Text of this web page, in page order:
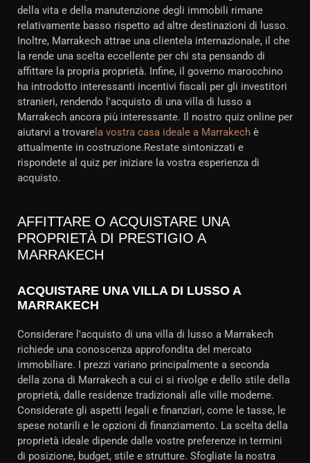
della vita e della manutenzione degli immobili rimane
relativamente basso rispetto ad altre destinazioni di lusso.
Inoltre, Marrakech attrae una clientela internazionale, il che
la rende una scelta eccellente per chi sta pensando di
affittare la propria proprietà. Infine, il governo marocchino
ha introdotto interessanti incentivi fiscali per gli investitori
stranieri, rendendo l'acquisto di una villa di lusso a
Marrakech ancora più interessante. Il nostro quiz online per
aiutarvi a trovare la vostra casa ideale a Marrakech è
attualmente in costruzione.Restate sintonizzati e
rispondete al quiz per iniziare la vostra esperienza di
acquisto.
AFFITTARE O ACQUISTARE UNA
PROPRIETÀ DI PRESTIGIO A
MARRAKECH
ACQUISTARE UNA VILLA DI LUSSO A
MARRAKECH
Considerare l'acquisto di una villa di lusso a Marrakech
richiede una conoscenza approfondita del mercato
immobiliare. I prezzi variano principalmente a seconda
della zona di Marrakech a cui ci si rivolge e dello stile della
proprietà, dalle residenze tradizionali alle ville moderne.
Considerate gli aspetti legali e finanziari, come le tasse, le
spese notarili e le opzioni di finanziamento. La scelta della
proprietà ideale dipende dalle vostre preferenze in termini
di posizione, budget, stile e strutture. Sfogliate la nostra